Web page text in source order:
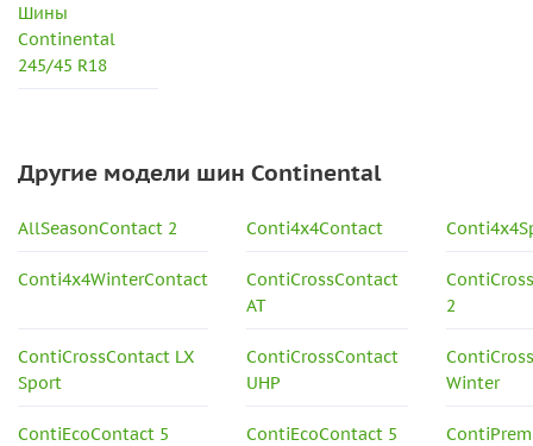
Шины
Continental
245/45 R18
Другие модели шин Continental
AllSeasonContact 2 Conti4x4Contact
Conti4x4WinterContact
ContiCrossContact
AT
2
ContiCrossContact LX
Sport
ContiCrossContact
UHP
Winter
ContiEcoContact 5
ContiEcoContact 5